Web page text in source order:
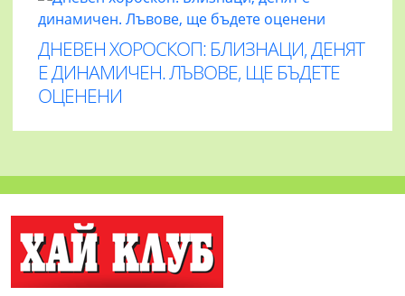
ДНЕВЕН ХОРОСКОП: БЛИЗНАЦИ, ДЕНЯТ
Е ДИНАМИЧЕН. ЛЪВОВЕ, ЩЕ БЪДЕТЕ
ОЦЕНЕНИ